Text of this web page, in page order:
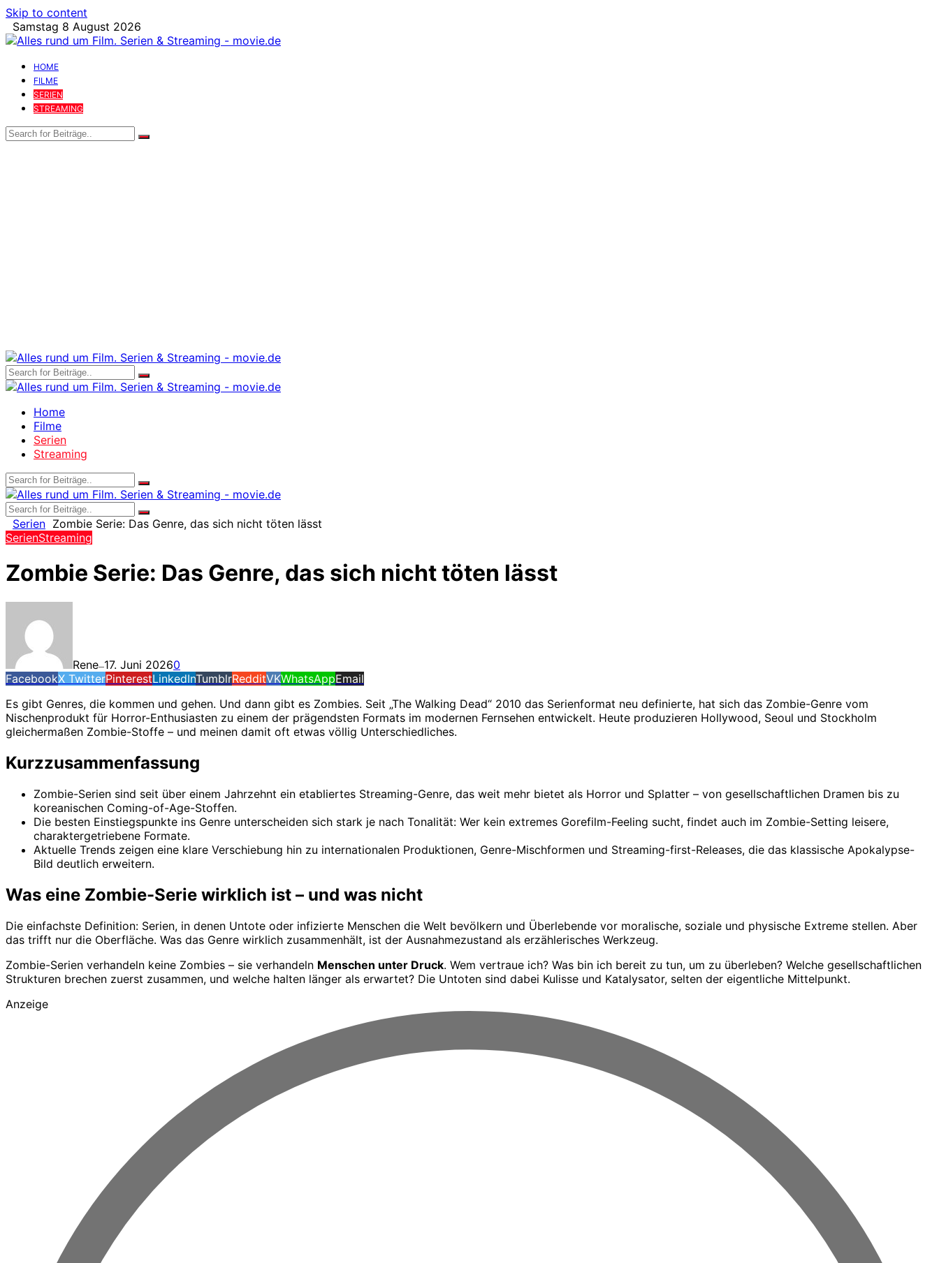
Skip to content
Samstag 8 August 2026
HOME
FILME
SERIEN
STREAMING
Home
Filme
Serien
Streaming
Serien Zombie Serie: Das Genre, das sich nicht töten lässt
SerienStreaming
Zombie Serie: Das Genre, das sich nicht töten lässt
Rene—17. Juni 20260
FacebookX TwitterPinterestLinkedInTumblrRedditVKWhatsAppEmail
Es gibt Genres, die kommen und gehen. Und dann gibt es Zombies. Seit „The Walking Dead“ 2010 das Serienformat neu definierte, hat sich das Zombie-Genre vom
Nischenprodukt für Horror-Enthusiasten zu einem der prägendsten Formats im modernen Fernsehen entwickelt. Heute produzieren Hollywood, Seoul und Stockholm
gleichermaßen Zombie-Stoffe – und meinen damit oft etwas völlig Unterschiedliches.
Kurzzusammenfassung
Zombie-Serien sind seit über einem Jahrzehnt ein etabliertes Streaming-Genre, das weit mehr bietet als Horror und Splatter – von gesellschaftlichen Dramen bis zu
koreanischen Coming-of-Age-Stoffen.
Die besten Einstiegspunkte ins Genre unterscheiden sich stark je nach Tonalität: Wer kein extremes Gorefilm-Feeling sucht, findet auch im Zombie-Setting leisere,
charaktergetriebene Formate.
Aktuelle Trends zeigen eine klare Verschiebung hin zu internationalen Produktionen, Genre-Mischformen und Streaming-first-Releases, die das klassische Apokalypse-
Bild deutlich erweitern.
Was eine Zombie-Serie wirklich ist – und was nicht
Die einfachste Definition: Serien, in denen Untote oder infizierte Menschen die Welt bevölkern und Überlebende vor moralische, soziale und physische Extreme stellen. Aber
das trifft nur die Oberfläche. Was das Genre wirklich zusammenhält, ist der Ausnahmezustand als erzählerisches Werkzeug.
Zombie-Serien verhandeln keine Zombies – sie verhandeln Menschen unter Druck. Wem vertraue ich? Was bin ich bereit zu tun, um zu überleben? Welche gesellschaftlichen
Strukturen brechen zuerst zusammen, und welche halten länger als erwartet? Die Untoten sind dabei Kulisse und Katalysator, selten der eigentliche Mittelpunkt.
Anzeige